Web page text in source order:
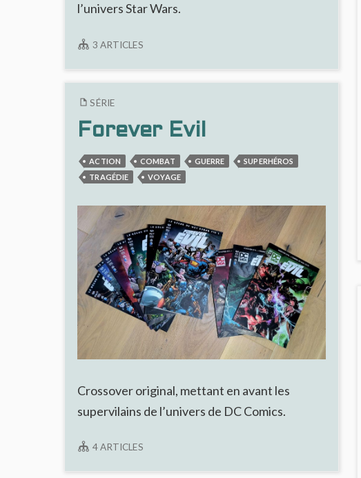
l’univers Star Wars.
3 ARTICLES
SÉRIE
Forever Evil
ACTION COMBAT GUERRE
SUPERHÉROS
TRAGÉDIE
VOYAGE
Crossover original, mettant en avant les
supervilains de l’univers de DC Comics.
4 ARTICLES